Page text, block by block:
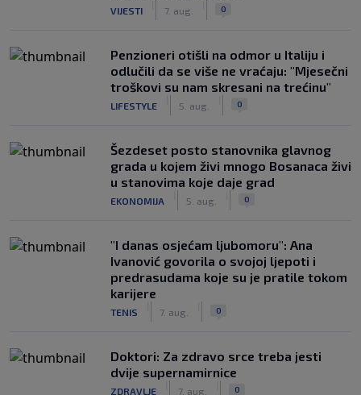
VIJESTI 7. aug. 0
Penzioneri otišli na odmor u Italiju i
odlučili da se više ne vraćaju: "Mjesečni
troškovi su nam skresani na trećinu"
LIFESTYLE 5. aug. 0
Šezdeset posto stanovnika glavnog
grada u kojem živi mnogo Bosanaca živi
u stanovima koje daje grad
EKONOMIJA 5. aug. 0
"I danas osjećam ljubomoru": Ana
Ivanović govorila o svojoj ljepoti i
predrasudama koje su je pratile tokom
karijere
TENIS 7. aug. 0
Doktori: Za zdravo srce treba jesti
dvije supernamirnice
ZDRAVLJE 7. aug. 0